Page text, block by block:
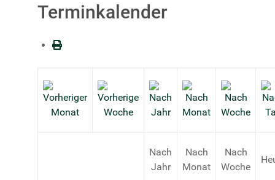
Terminkalender
Nach
Jahr
Nach
Monat
Nach
Woche